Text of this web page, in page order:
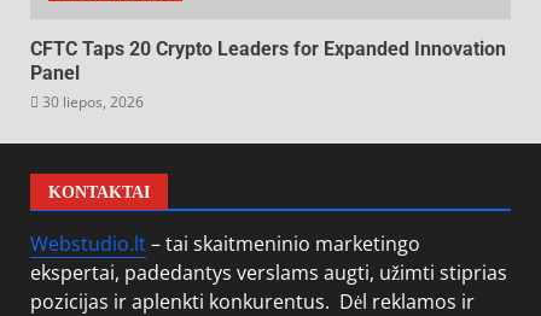
CFTC Taps 20 Crypto Leaders for Expanded Innovation
Panel
30 liepos, 2026
KONTAKTAI
Webstudio.lt– tai skaitmeninio marketingo
ekspertai, padedantys verslams augti, užimti stiprias
pozicijas ir aplenkti konkurentus. Dėl reklamos ir